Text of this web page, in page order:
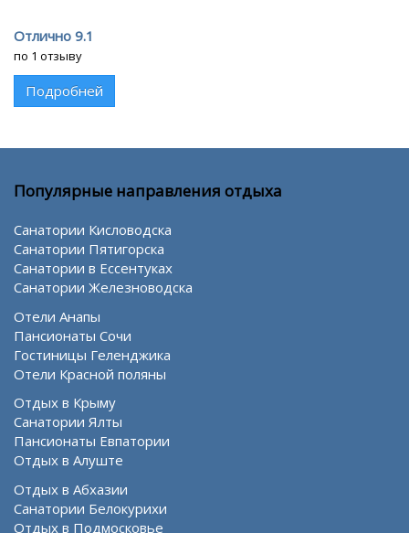
Отлично 9.1
по 1 отзыву
Подробней
Популярные направления отдыха
Санатории Кисловодска
Санатории Пятигорска
Санатории в Ессентуках
Санатории Железноводска
Отели Анапы
Пансионаты Сочи
Гостиницы Геленджика
Отели Красной поляны
Отдых в Крыму
Санатории Ялты
Пансионаты Евпатории
Отдых в Алуште
Отдых в Абхазии
Санатории Белокурихи
Отдых в Подмосковье